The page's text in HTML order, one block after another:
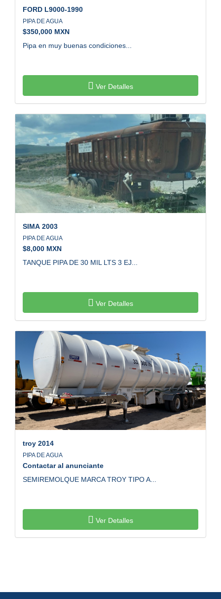
FORD L9000-1990
PIPA DE AGUA
$350,000 MXN
Pipa en muy buenas condiciones...
Ver Detalles
SIMA 2003
PIPA DE AGUA
$8,000 MXN
TANQUE PIPA DE 30 MIL LTS 3 EJ...
Ver Detalles
troy 2014
PIPA DE AGUA
Contactar al anunciante
SEMIREMOLQUE MARCA TROY TIPO A...
Ver Detalles